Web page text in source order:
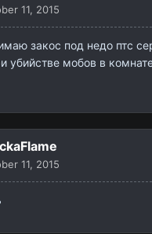
11, 2015
закос под недо птс
убийстве мобов в
11, 2015